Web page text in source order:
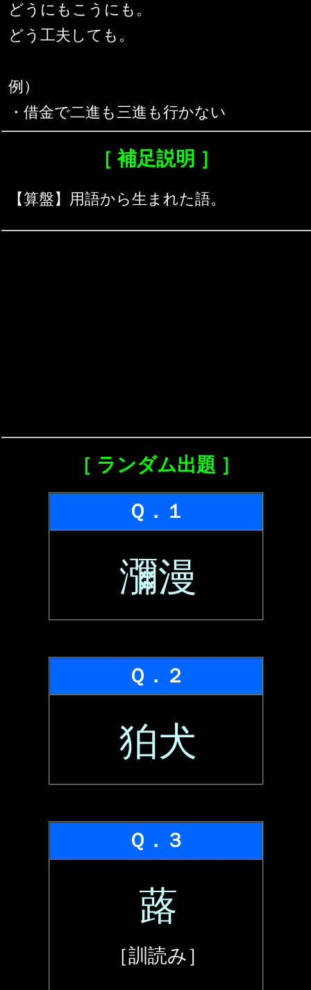
どうにもこうにも。
どう工夫しても。
例）
・借金で二進も三進も行かない
［ 補足説明 ］
【算盤】用語から生まれた語。
［ ランダム出題 ］
Ｑ．１
瀰漫
Ｑ．２
狛犬
Ｑ．３
蕗
［訓読み］